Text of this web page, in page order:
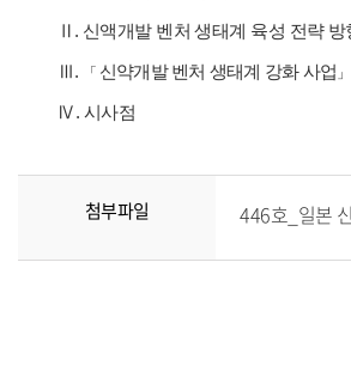
Ⅱ . 신액개발 벤처 생태계 육성 전략 방
Ⅲ. 「 신약개발 벤처 생태계 강화 사업 」
Ⅳ. 시사점
첨부파일 446호_일본